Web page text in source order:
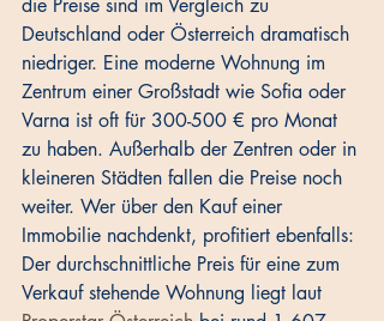
die Preise sind im Vergleich zu
Deutschland oder Österreich dramatisch
niedriger. Eine moderne Wohnung im
Zentrum einer Großstadt wie Sofia oder
Varna ist oft für 300-500 € pro Monat
zu haben. Außerhalb der Zentren oder in
kleineren Städten fallen die Preise noch
weiter. Wer über den Kauf einer
Immobilie nachdenkt, profitiert ebenfalls:
Der durchschnittliche Preis für eine zum
Verkauf stehende Wohnung liegt laut